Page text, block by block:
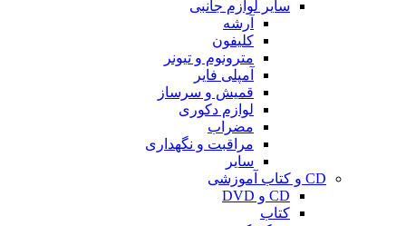
سایر لوازم جانبی
آرشه
کلیفون
مترونوم و تیونر
آمپلی فایر
قمیش و سرساز
لوازم دکوری
مضراب
مراقبت و نگهداری
سایر
CD و کتاب آموزشی
CD و DVD
کتاب